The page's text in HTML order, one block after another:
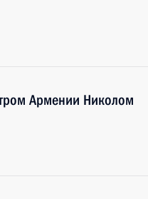
Армении Николом